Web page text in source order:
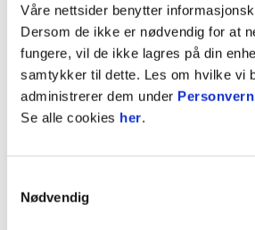
Våre nettsider benytter
Dersom de ikke er nødvendig for at
fungere, vil de ikke lagres på din
samtykker til dette. Les om hvilke vi
administrerer dem under Personvern
Se alle cookies her.
Nødvendig
Vi takker Jostein for innsatsen
Strømsgodset, og ønsker ham alt
Torkildsen returnerer
Jasper Silva Torkildsen kom til